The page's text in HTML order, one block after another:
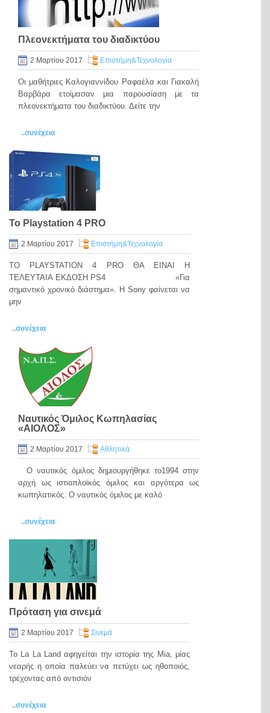
Πλεονεκτήματα του διαδικτύου
2 Μαρτίου 2017 Eπιστήμη&Τεχνολογία
Οι μαθήτριες Καλογιαννίδου Ραφαέλα και Γιακαλή
Βαρβάρα ετοίμασαν μια παρουσίαση με τα
πλεονεκτήματα του διαδικτύου. Δείτε την
..συνέχεια
Το Playstation 4 PRO
2 Μαρτίου 2017 Eπιστήμη&Τεχνολογία
ΤΟ PLAYSTATION 4 PRO ΘΑ ΕΙΝΑΙ Η
ΤΕΛΕΥΤΑΙΑ ΕΚΔΟΣΗ PS4 «Για
σημαντικό χρονικό διάστημα». Η Sony φαίνεται να
μην
..συνέχεια
Ναυτικός Όμιλος Κωπηλασίας
«ΑΙΟΛΟΣ»
2 Μαρτίου 2017 Αθλητικά
Ο ναυτικός όμιλος δημιουργήθηκε το1994 στην
αρχή ως ιστιοπλοϊκός όμιλος και αργότερα ως
κωπηλατικός. Ο ναυτικός όμιλος με καλό
..συνέχεια
Πρόταση για σινεμά
2 Μαρτίου 2017 Σινεμά
Το La La Land αφηγείται την ιστορία της Mia, μίας
νεαρής η οποία παλεύει να πετύχει ως ηθοποιός,
τρέχοντας από οντισιόν
..συνέχεια